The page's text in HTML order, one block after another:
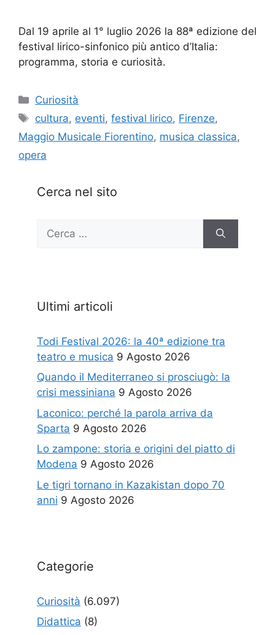
Dal 19 aprile al 1° luglio 2026 la 88ª edizione del
festival lirico-sinfonico più antico d’Italia:
programma, storia e curiosità.
Categorie
Curiosità
Tag
cultura, eventi,festival lirico, Firenze,
Maggio Musicale Fiorentino, musica classica,
opera
Cerca nel sito
per:
Ultimi articoli
Todi Festival 2026: la 40ª edizione tra
teatro e musica 9 Agosto 2026
Quando il Mediterraneo si prosciugò: la
crisi messiniana 9 Agosto 2026
Laconico: perché la parola arriva da
Sparta 9 Agosto 2026
Lo zampone: storia e origini del piatto di
Modena 9 Agosto 2026
Le tigri tornano in Kazakistan dopo 70
anni 9 Agosto 2026
Categorie
Curiosità (6.097)
Didattica (8)